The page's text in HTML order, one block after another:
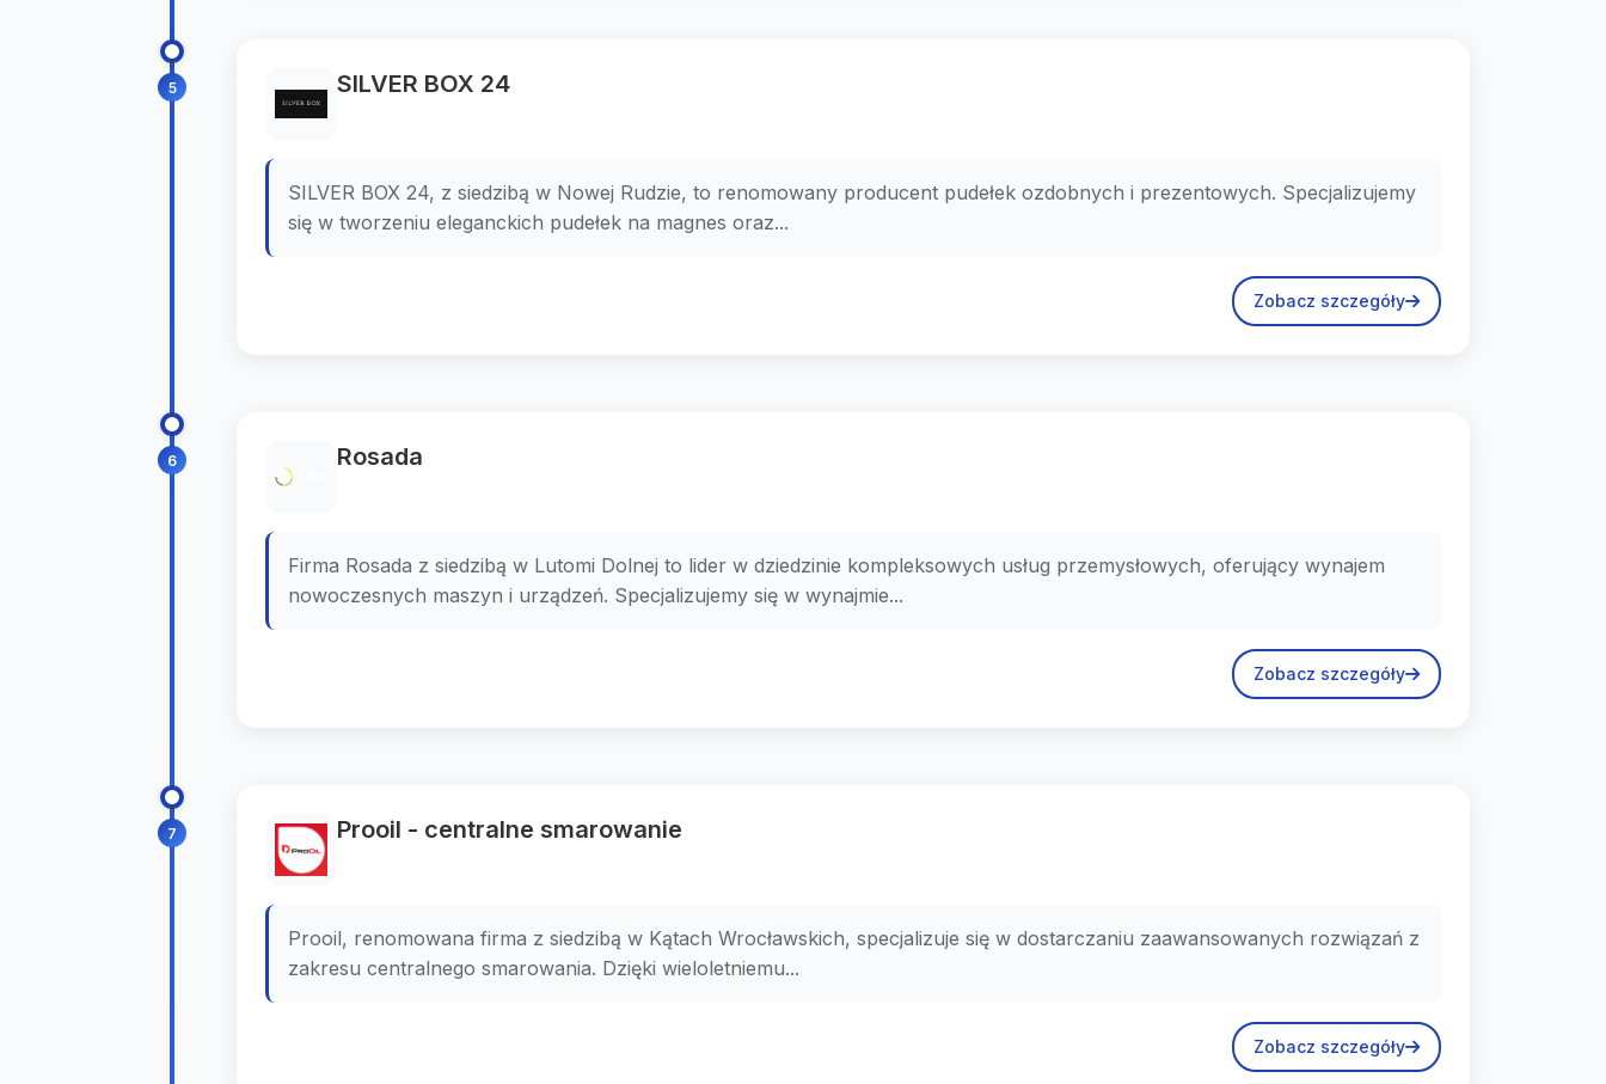
5 SILVER BOX 24
SILVER BOX 24, z siedzibą w Nowej Rudzie, to renomowany producent pudełek ozdobnych i prezentowych. Specjalizujemy
się w tworzeniu eleganckich pudełek na magnes oraz...
Zobacz szczegóły
6 Rosada
Firma Rosada z siedzibą w Lutomi Dolnej to lider w dziedzinie kompleksowych usług przemysłowych, oferujący wynajem
nowoczesnych maszyn i urządzeń. Specjalizujemy się w wynajmie...
Zobacz szczegóły
7 Prooil - centralne smarowanie
Prooil, renomowana firma z siedzibą w Kątach Wrocławskich, specjalizuje się w dostarczaniu zaawansowanych rozwiązań z
zakresu centralnego smarowania. Dzięki wieloletniemu...
Zobacz szczegóły